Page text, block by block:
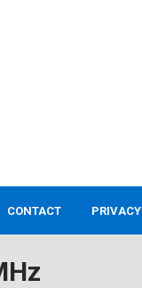
CONTACT PRIVACY